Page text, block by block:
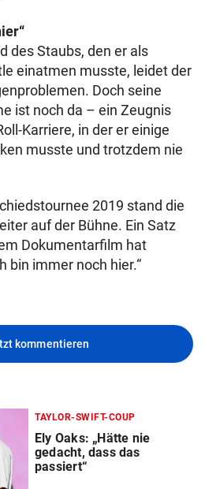
des Staubs, den er als
einatmen musste, leidet der
Doch seine
ist noch da – ein Zeugnis
Karriere, in der er einige
musste und trotzdem nie
2019 stand die
auf der Bühne. Ein Satz
Dokumentarfilm hat
bin immer noch hier.“
kommentieren
TAYLOR-SWIFT-COUP
Ely Oaks: „Hätte nie
gedacht, dass das
passiert“